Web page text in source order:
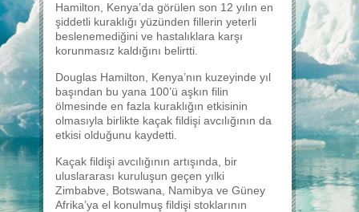
Hamilton, Kenya’da görülen son 12 yılın en
şiddetli kuraklığı yüzünden fillerin yeterli
beslenemediğini ve hastalıklara karşı
korunmasız kaldığını belirtti.
Douglas Hamilton, Kenya’nın kuzeyinde yıl
başından bu yana 100’ü aşkın filin
ölmesinde en fazla kuraklığın etkisinin
olmasıyla birlikte kaçak fildişi avcılığının da
etkisi olduğunu kaydetti.
Kaçak fildişi avcılığının artışında, bir
uluslararası kuruluşun geçen yılki
Zimbabve, Botswana, Namibya ve Güney
Afrika’ya el konulmuş fildişi stoklarının